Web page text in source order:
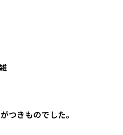
つきものでした。